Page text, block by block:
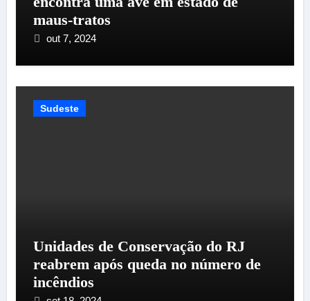
maus-tratos
out 7, 2024
Sudeste
Unidades de Conservação do RJ
reabrem após queda no número de
incêndios